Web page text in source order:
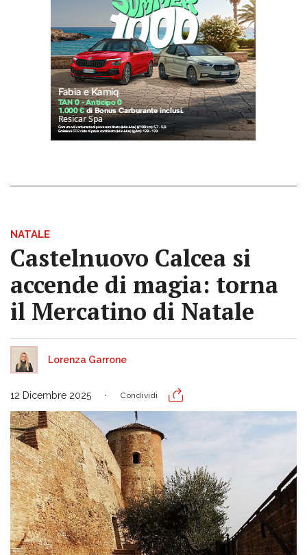
NATALE
Castelnuovo Calcea si
accende di magia: torna
il Mercatino di Natale
Lorenza Garrone
12 Dicembre 2025 Condividi